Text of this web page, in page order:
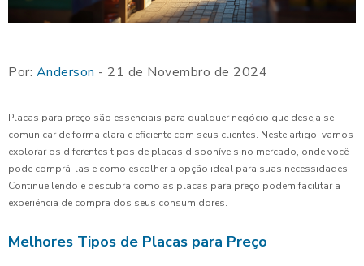
Por: Anderson - 21 de Novembro de 2024
Placas para preço são essenciais para qualquer negócio que deseja se
comunicar de forma clara e eficiente com seus clientes. Neste artigo, vamos
explorar os diferentes tipos de placas disponíveis no mercado, onde você
pode comprá-las e como escolher a opção ideal para suas necessidades.
Continue lendo e descubra como as placas para preço podem facilitar a
experiência de compra dos seus consumidores.
Melhores Tipos de Placas para Preço